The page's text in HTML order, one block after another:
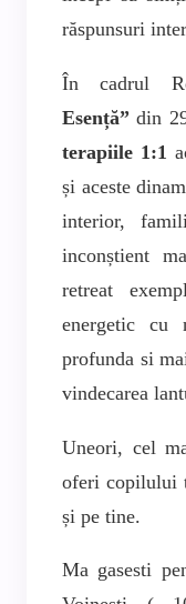
răspunsuri
În cadrul
Esență” din
terapiile 1:1
și aceste
interior,
inconștient
retreat
energetic cu
profunda si
vindecarea
Uneori, cel
oferi copilului
și pe tine.
Ma gasesti